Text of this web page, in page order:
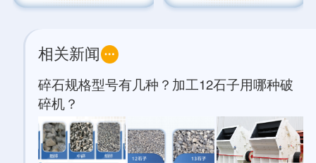
相关新闻
碎石规格型号有几种？加工12石子用哪种破
碎机？